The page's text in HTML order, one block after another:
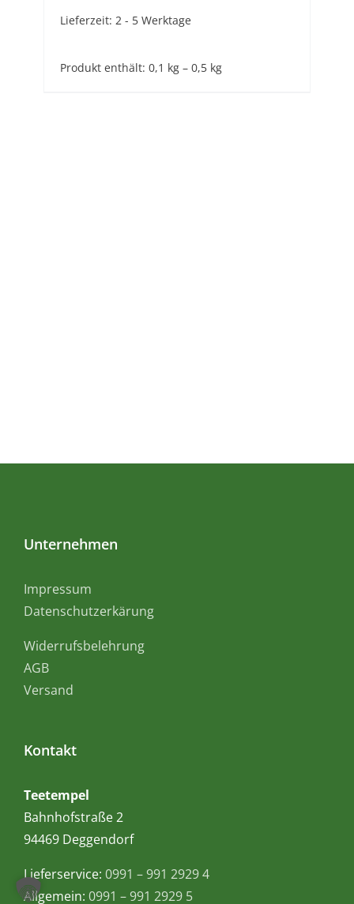
Lieferzeit: 2 - 5 Werktage
Produkt enthält: 0,1 kg – 0,5 kg
Unternehmen
Impressum
Datenschutzerkärung
Widerrufsbelehrung
AGB
Versand
Kontakt
Teetempel
Bahnhofstraße 2
94469 Deggendorf
Lieferservice: 0991 – 991 2929 4
Allgemein: 0991 – 991 2929 5